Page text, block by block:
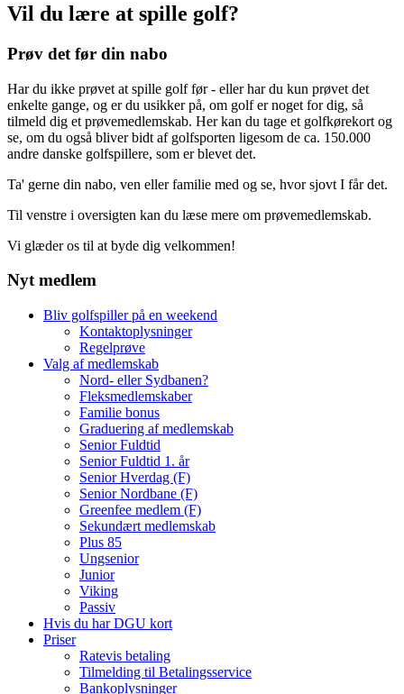
Vil du lære at spille golf?
Prøv det før din nabo
Har du ikke prøvet at spille golf før - eller har du kun prøvet det
enkelte gange, og er du usikker på, om golf er noget for dig, så
tilmeld dig et prøvemedlemskab. Her kan du tage et golfkørekort og
se, om du også bliver bidt af golfsporten ligesom de ca. 150.000
andre danske golfspillere, som er blevet det.
Ta' gerne din nabo, ven eller familie med og se, hvor sjovt I får det.
Til venstre i oversigten kan du læse mere om prøvemedlemskab.
Vi glæder os til at byde dig velkommen!
Nyt medlem
Bliv golfspiller på en weekend
Kontaktoplysninger
Regelprøve
Valg af medlemskab
Nord- eller Sydbanen?
Fleksmedlemskaber
Familie bonus
Graduering af medlemskab
Senior Fuldtid
Senior Fuldtid 1. år
Senior Hverdag (F)
Senior Nordbane (F)
Greenfee medlem (F)
Sekundært medlemskab
Plus 85
Ungsenior
Junior
Viking
Passiv
Hvis du har DGU kort
Priser
Ratevis betaling
Tilmelding til Betalingsservice
Bankoplysninger